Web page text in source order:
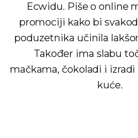
Ecwidu. Piše o online
promociji kako bi
poduzetnika učinila
Također ima slabu
mačkama, čokoladi i
kuće.